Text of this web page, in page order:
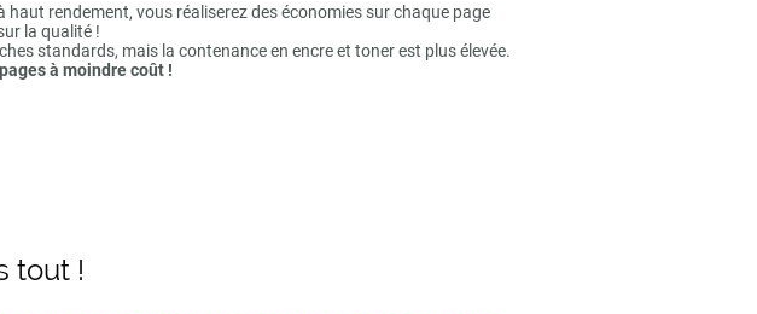
rendement, vous réaliserez des économies sur chaque page
la qualité !
standards, mais la contenance en encre et toner est plus élevée.
à moindre coût !
tout !